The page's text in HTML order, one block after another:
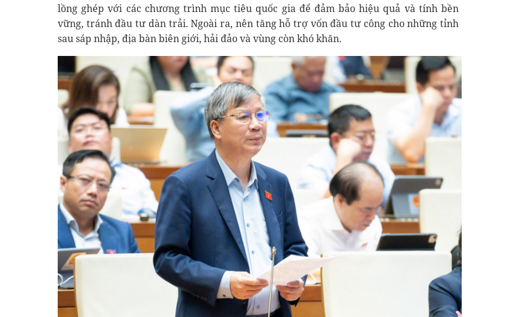
lồng ghép với các chương trình mục tiêu quốc gia để đảm bảo hiệu quả và tính bền
vững, tránh đầu tư dàn trải. Ngoài ra, nên tăng hỗ trợ vốn đầu tư công cho những tỉnh
sau sáp nhập, địa bàn biên giới, hải đảo và vùng còn khó khăn.